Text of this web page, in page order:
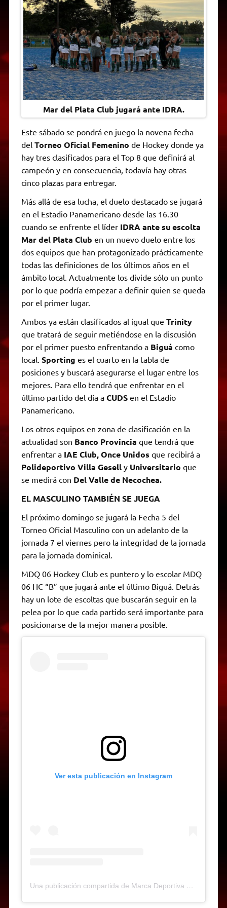
A
p
p
r
a
e
o
o
k
n
g
e
r
i
n
k
F
r
i
e
n
d
l
y
Mar del Plata Club jugará ante IDRA.
Este sábado se pondrá en juego la novena fecha
del Torneo Oficial Femenino de Hockey donde ya
hay tres clasificados para el Top 8 que definirá al
campeón y en consecuencia, todavía hay otras
cinco plazas para entregar.
Más allá de esa lucha, el duelo destacado se jugará
en el Estadio Panamericano desde las 16.30
cuando se enfrente el líder IDRA ante su escolta
Mar del Plata Club en un nuevo duelo entre los
dos equipos que han protagonizado prácticamente
todas las definiciones de los últimos años en el
ámbito local. Actualmente los divide sólo un punto
por lo que podría empezar a definir quien se queda
por el primer lugar.
Ambos ya están clasificados al igual que Trinity
que tratará de seguir metiéndose en la discusión
por el primer puesto enfrentando a Biguá como
local. Sporting es el cuarto en la tabla de
posiciones y buscará asegurarse el lugar entre los
mejores. Para ello tendrá que enfrentar en el
último partido del día a CUDSen el Estadio
Panamericano.
Los otros equipos en zona de clasificación en la
actualidad son Banco Provincia que tendrá que
enfrentar a IAE Club, Once Unidos que recibirá a
Polideportivo Villa Gesell y Universitario que
se medirá con Del Valle de Necochea.
EL MASCULINO TAMBIÉN SE JUEGA
El próximo domingo se jugará la Fecha 5 del
Torneo Oficial Masculino con un adelanto de la
jornada 7 el viernes pero la integridad de la jornada
para la jornada dominical.
MDQ 06 Hockey Club es puntero y lo escolar MDQ
06 HC “B” que jugará ante el último Biguá. Detrás
hay un lote de escoltas que buscarán seguir en la
pelea por lo que cada partido será importante para
posicionarse de la mejor manera posible.
Ver esta publicación en Instagram
Una publicación compartida de Marca Deportiva Web-Radio (@marcadeportiva)